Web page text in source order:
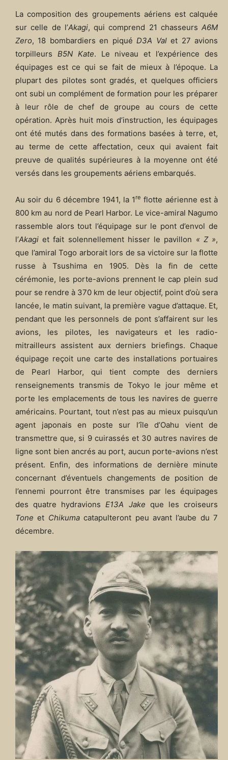
La composition des groupements aériens est calquée
sur celle de l’Akagi, qui comprend 21 chasseurs A6M
Zero, 18 bombardiers en piquéD3A Valet 27 avions
torpilleurs B5N Kate. Le niveau et l’expérience des
équipages est ce qui se fait de mieux à l’époque. La
plupart des pilotes sont gradés, et quelques officiers
ont subi un complément de formation pour les préparer
à leur rôle de chef de groupe au cours de cette
opération. Après huit mois d’instruction, les équipages
ont été mutés dans des formations basées à terre, et,
au terme de cette affectation, ceux qui avaient fait
preuve de qualités supérieures à la moyenne ont été
versés dans les groupements aériens embarqués.
Au soir du 6 décembre 1941, la 1re flotte aérienne est à
800 km au nord de Pearl Harbor. Le vice-amiral Nagumo
rassemble alors tout l’équipage sur le pont d’envol de
l’Akagiet fait solennellement hisser le pavillon « Z »,
que l’amiral Togo arborait lors de sa victoire sur la flotte
russe à Tsushima en 1905. Dès la fin de cette
cérémonie, les porte-avions prennent le cap plein sud
pour se rendre à 370 km de leur objectif, point d’où sera
lancée, le matin suivant, la première vague d’attaque. Et,
pendant que les personnels de pont s’affairent sur les
avions, les pilotes, les navigateurs et les radio-
mitrailleurs assistent aux derniers briefings. Chaque
équipage reçoit une carte des installations portuaires
de Pearl Harbor, qui tient compte des derniers
renseignements transmis de Tokyo le jour même et
porte les emplacements de tous les navires de guerre
américains. Pourtant, tout n’est pas au mieux puisqu’un
agent japonais en poste sur l’île d’Oahu vient de
transmettre que, si 9 cuirassés et 30 autres navires de
ligne sont bien ancrés au port, aucun porte-avions n’est
présent. Enfin, des informations de dernière minute
concernant d’éventuels changements de position de
l’ennemi pourront être transmises par les équipages
des quatre hydravionsE13A Jake que les croiseurs
Tone et Chikumacatapulteront peu avant l’aube du 7
décembre.